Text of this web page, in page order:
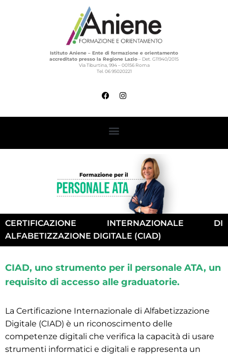
Istituto Aniene – Ente di formazione e orientamento
accreditato presso la Regione Lazio– Det. G11940/2015
Via Tiburtina, 994 – 00156 Roma
Tel. 06 95020221
CERTIFICAZIONE INTERNAZIONALE DI
ALFABETIZZAZIONE DIGITALE (CIAD)
CIAD, uno strumento per il personale ATA, un
requisito di accesso alle graduatorie.
La Certificazione Internazionale di Alfabetizzazione
Digitale (CIAD) è un riconoscimento delle
competenze digitali che verifica la capacità di usare
strumenti informatici e digitali e rappresenta un